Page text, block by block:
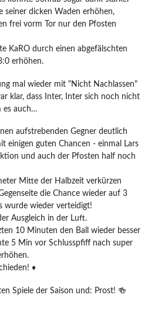
seiner dicken Waden erhöhen,
frei vorm Tor nur den Pfosten
KaRO durch einen abgefälschten
erhöhen.
mal wieder mit "Nicht Nachlassen"
klar, dass Inter, Inter sich noch nicht
es auch…
aufstrebenden Gegner deutlich
einigen guten Chancen - einmal Lars
und auch der Pfosten half noch
Mitte der Halbzeit verkürzen
die Chance wieder auf 3
wurde wieder verteidigt!
Ausgleich in der Luft.
10 Minuten den Ball wieder besser
5 Min vor Schlusspfiff nach super
♦️
Spiele der Saison und: Prost! 🍻